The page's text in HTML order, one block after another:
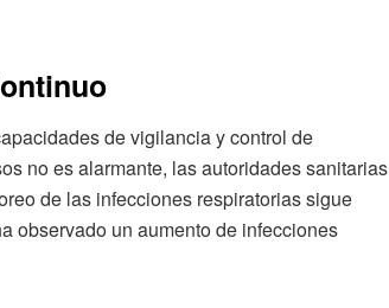
de vigilancia y control de
no es alarmante, las autoridades sanitarias
de las infecciones respiratorias sigue
observado un aumento de infecciones